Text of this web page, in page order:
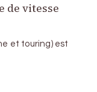
de vitesse
et touring) est